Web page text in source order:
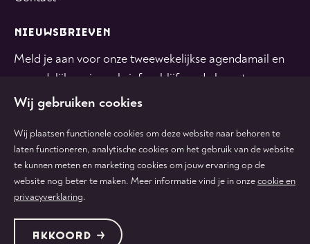
NIEUWSBRIEVEN
Meld je aan voor onze tweewekelijkse agendamail en
maandelijkse nieuwsbrief en blijf op de hoogte.
Volg
ons
op
tiktok
Volg
ons
op
facebook
Volg
ons
instagram
Volg
ons
Volg
ons
Protected by:de Merkplaats
Wij gebruiken cookies
Wij plaatsen functionele cookies om deze website naar behoren te
laten functioneren, analytische cookies om het gebruik van de website
te kunnen meten en marketing cookies om jouw ervaring op de
website nog beter te maken. Meer informatie vind je in onzecookie en
privacyverklaring.
AKKOORD